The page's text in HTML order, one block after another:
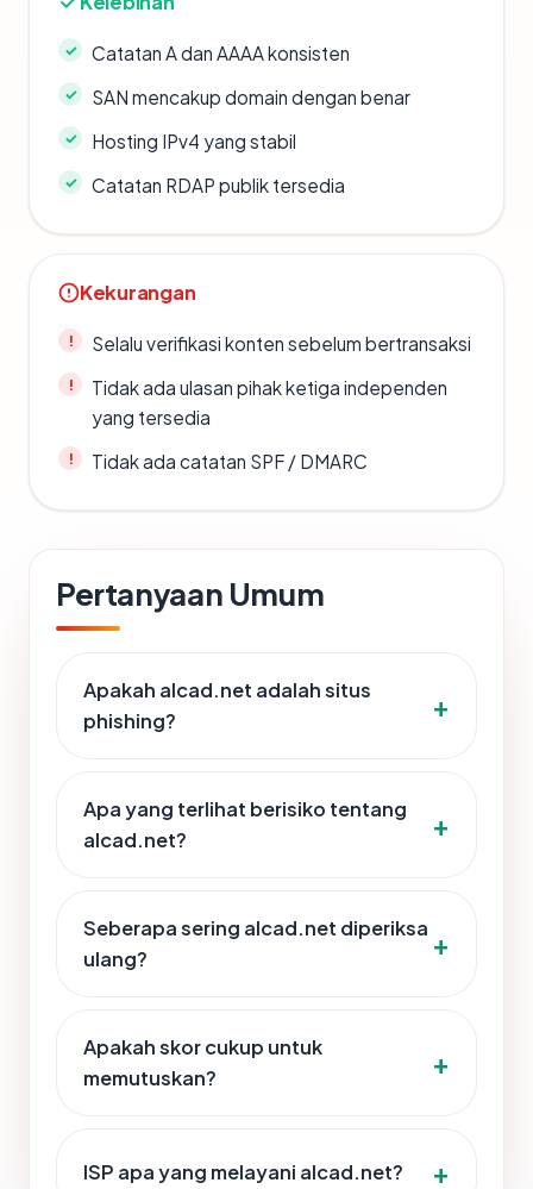
Catatan A dan AAAA konsisten
SAN mencakup domain dengan benar
Hosting IPv4 yang stabil
Catatan RDAP publik tersedia
Kekurangan
Selalu verifikasi konten sebelum bertransaksi
Tidak ada ulasan pihak ketiga independen
yang tersedia
Tidak ada catatan SPF / DMARC
Pertanyaan Umum
Apakah alcad.net adalah situs
phishing?
Apa yang terlihat berisiko tentang
alcad.net?
Seberapa sering alcad.net diperiksa
ulang?
Apakah skor cukup untuk
memutuskan?
ISP apa yang melayani alcad.net?